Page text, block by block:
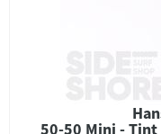
50-50 Mini -